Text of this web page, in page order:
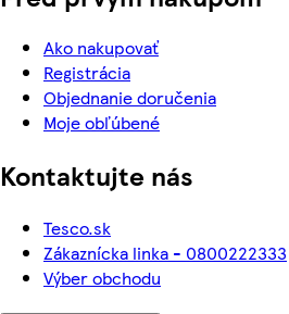
Ako nakupovať
Registrácia
Objednanie doručenia
Moje obľúbené
Kontaktujte nás
Tesco.sk
Zákaznícka linka - 0800222333
Výber obchodu